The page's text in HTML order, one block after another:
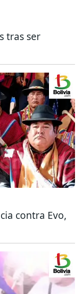
tras ser
contra Evo,